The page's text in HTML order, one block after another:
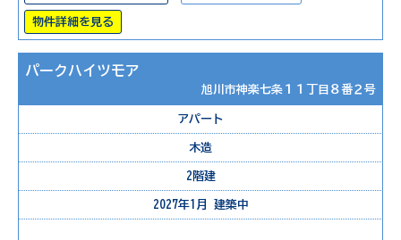
物件詳細を見る
パークハイツモア
旭川市神楽七条１１丁目８番２号
アパート
木造
2階建
2027年1月 建築中